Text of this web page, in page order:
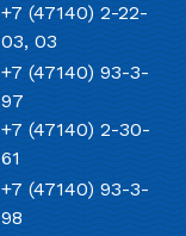
+7 (47140) 2-22-
03, 03
+7 (47140) 93-3-
97
+7 (47140) 2-30-
61
+7 (47140) 93-3-
98